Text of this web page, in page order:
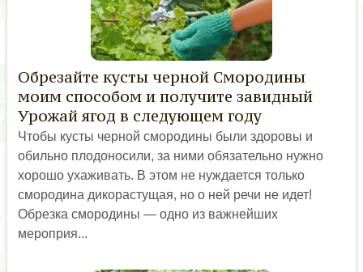
Обрезайте кусты черной Смородины
моим способом и получите завидный
Урожай ягод в следующем году
Чтобы кусты черной смородины были здоровы и
обильно плодоносили, за ними обязательно нужно
хорошо ухаживать. В этом не нуждается только
смородина дикорастущая, но о ней речи не идет!
Обрезка смородины — одно из важнейших
мероприя...